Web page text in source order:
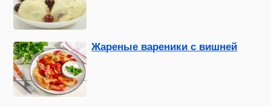
Жареные вареники с вишней